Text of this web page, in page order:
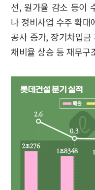
선, 원가율 감소 등이
나 정비사업 수주 확대
공사 증가, 장기차입
채비율 상승 등 재무구